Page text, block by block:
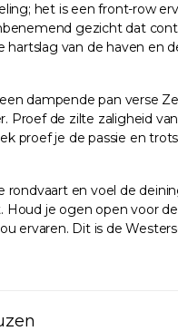
het is een front-row
gezicht dat
van de haven en
dampende pan verse
Proef de zilte zaligheid
proef je de passie en
en voel de
je ogen open voor
ervaren. Dit is de